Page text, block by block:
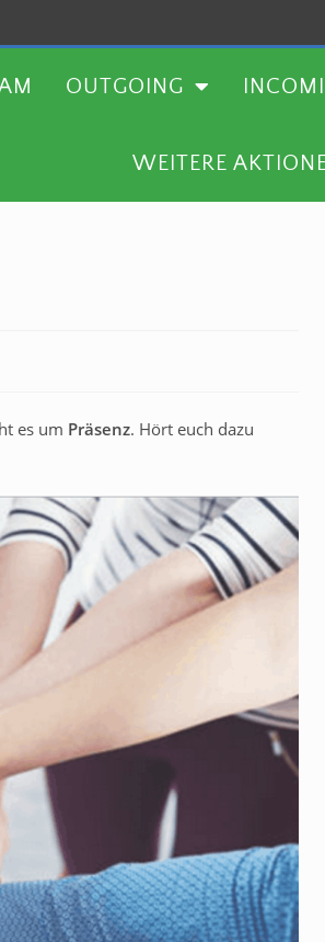
OUTGOING
WEITERE
INCOMING AKTUELLES
es um Präsenz. Hört euch dazu